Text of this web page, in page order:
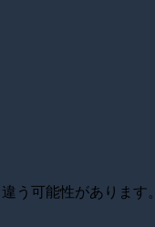
う可能性があります